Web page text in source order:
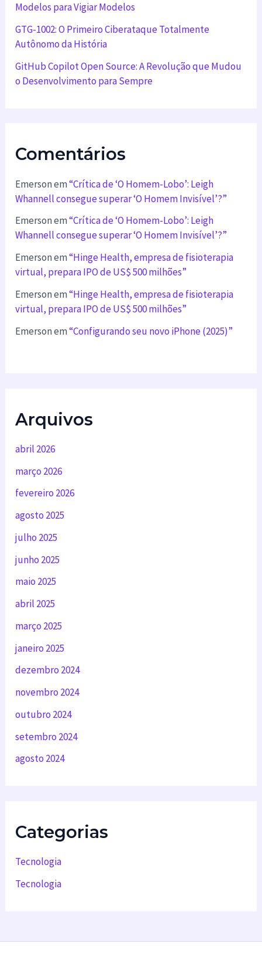
Modelos para Vigiar Modelos
GTG-1002: O Primeiro Ciberataque Totalmente
Autônomo da História
GitHub Copilot Open Source: A Revolução que Mudou
o Desenvolvimento para Sempre
Comentários
Emersonem“Crítica de ‘O Homem-Lobo’: Leigh
Whannell consegue superar ‘O Homem Invisível’?”
Emersonem“Crítica de ‘O Homem-Lobo’: Leigh
Whannell consegue superar ‘O Homem Invisível’?”
Emersonem“Hinge Health, empresa de fisioterapia
virtual, prepara IPO de US$ 500 milhões”
Emersonem“Hinge Health, empresa de fisioterapia
virtual, prepara IPO de US$ 500 milhões”
Emersonem“Configurando seu novo iPhone (2025)”
Arquivos
abril 2026
março 2026
fevereiro 2026
agosto 2025
julho 2025
junho 2025
maio 2025
abril 2025
março 2025
janeiro 2025
dezembro 2024
novembro 2024
outubro 2024
setembro 2024
agosto 2024
Categorias
Tecnologia
Tecnologia